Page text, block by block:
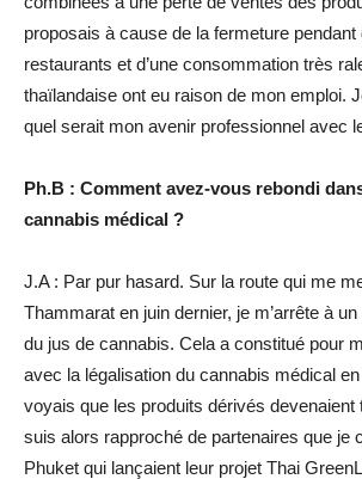
proposais à cause de la fermeture
restaurants et d’une consommation très
thaïlandaise ont eu raison de mon emploi.
quel serait mon avenir professionnel avec
Ph.B : Comment avez-vous rebondi
cannabis médical ?
J.A : Par pur hasard. Sur la route qui me
Thammarat en juin dernier, je m’arrête à
du jus de cannabis. Cela a constitué pour
avec la légalisation du cannabis médical
voyais que les produits dérivés devenaient
suis alors rapproché de partenaires que je
Phuket qui lançaient leur projet Thai